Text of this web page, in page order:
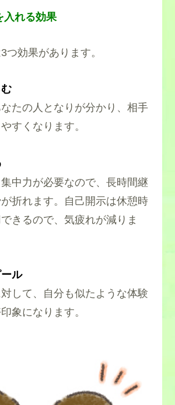
入れる効果
つ効果があります。
たの人となりが分かり、相手
すくなります。
中力が必要なので、長時間継
折れます。自己開示は休憩時
きるので、気疲れが減りま
ル
して、自分も似たような体験
象になります。